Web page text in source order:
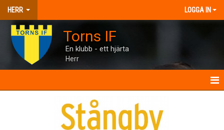
HERR LOGGA IN
Torns IF
En klubb - ett hjärta
Herr